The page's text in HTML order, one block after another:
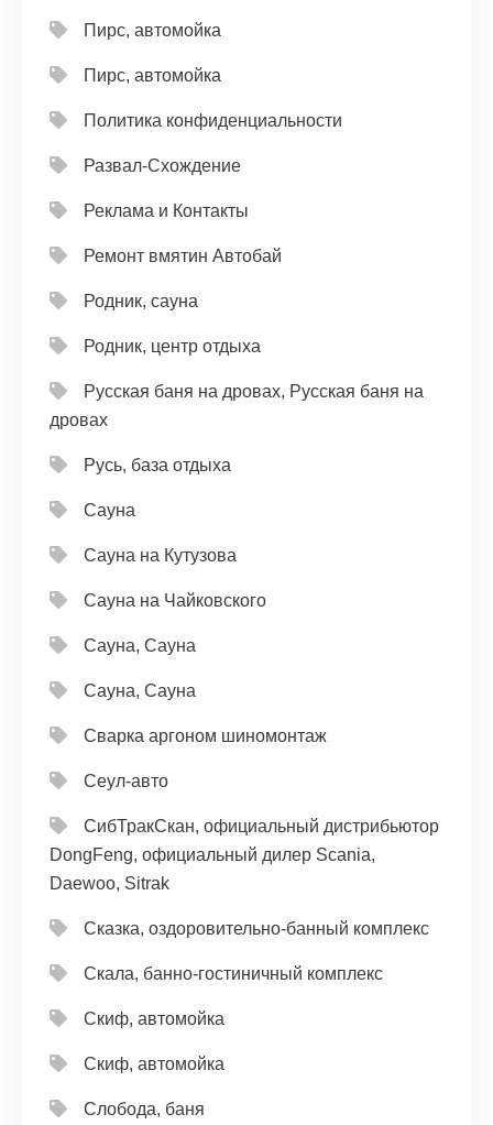
Пирс, автомойка
Пирс, автомойка
Политика конфиденциальности
Развал-Схождение
Реклама и Контакты
Ремонт вмятин Автобай
Родник, сауна
Родник, центр отдыха
Русская баня на дровах, Русская баня на
дровах
Русь, база отдыха
Сауна
Сауна на Кутузова
Сауна на Чайковского
Сауна, Сауна
Сауна, Сауна
Сварка аргоном шиномонтаж
Сеул-авто
СибТракСкан, официальный дистрибьютор
DongFeng, официальный дилер Scania,
Daewoo, Sitrak
Сказка, оздоровительно-банный комплекс
Скала, банно-гостиничный комплекс
Скиф, автомойка
Скиф, автомойка
Слобода, баня